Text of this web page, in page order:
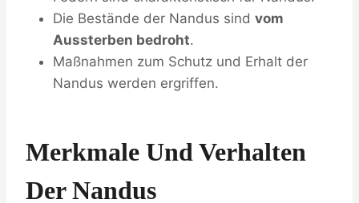
Die Bestände der Nandus sind vom
Aussterben bedroht.
Maßnahmen zum Schutz und Erhalt der
Nandus werden ergriffen.
Merkmale Und Verhalten
Der Nandus